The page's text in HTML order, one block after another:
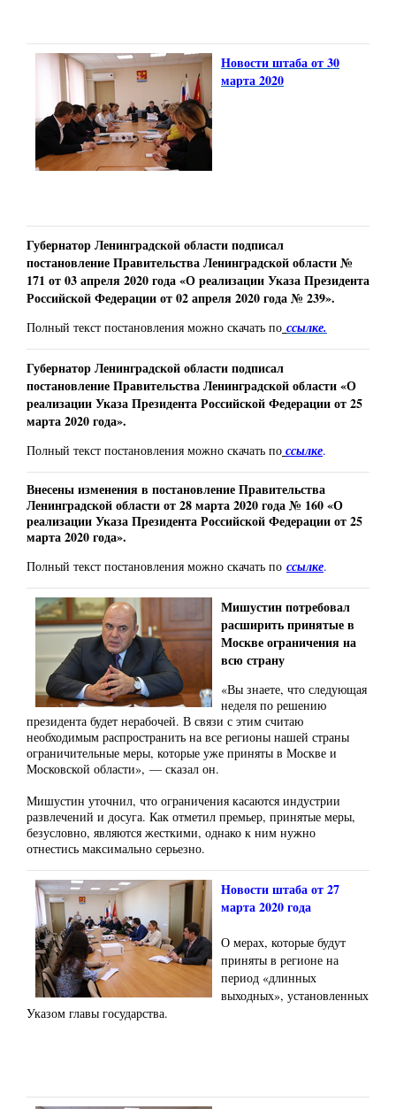
Новости штаба от 30
марта 2020
Губернатор Ленинградской области подписал
постановление Правительства Ленинградской области №
171 от 03 апреля 2020 года «О реализации Указа Президента
Российской Федерации от 02 апреля 2020 года № 239».
Полный текст постановления можно скачать по ссылке.
Губернатор Ленинградской области подписал
постановление Правительства Ленинградской области «О
реализации Указа Президента Российской Федерации от 25
марта 2020 года».
Полный текст постановления можно скачать по ссылке.
Внесены изменения в постановление Правительства
Ленинградской области от 28 марта 2020 года № 160 «О
реализации Указа Президента Российской Федерации от 25
марта 2020 года».
Полный текст постановления можно скачать по ссылке.
Мишустин потребовал
расширить принятые в
Москве ограничения на
всю страну
«Вы знаете, что следующая
неделя по решению
президента будет нерабочей. В связи с этим считаю
необходимым распространить на все регионы нашей страны
ограничительные меры, которые уже приняты в Москве и
Московской области», — сказал он.
Мишустин уточнил, что ограничения касаются индустрии
развлечений и досуга. Как отметил премьер, принятые меры,
безусловно, являются жесткими, однако к ним нужно
отнестись максимально серьезно.
Новости штаба от 27
марта 2020 года
О мерах, которые будут
приняты в регионе на
период «длинных
выходных», установленных
Указом главы государства.